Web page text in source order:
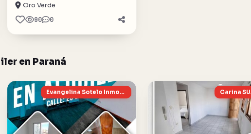
Oro Verde
90 0
en Paraná
Evangelina Sotelo Inmobiliaria Carina